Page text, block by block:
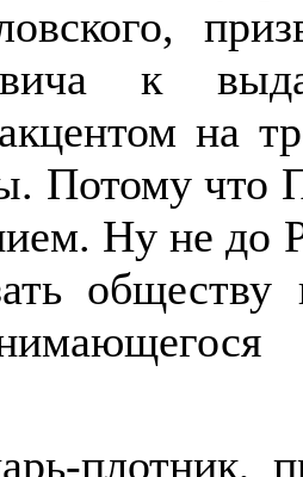
к
на
Потому что
Ну не до
обществу
плотник,